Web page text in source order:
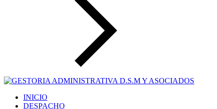
INICIO
DESPACHO